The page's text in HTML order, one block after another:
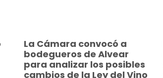
La Cámara convocó a
bodegueros de Alvear
para analizar los posibles
cambios de la Ley del Vino